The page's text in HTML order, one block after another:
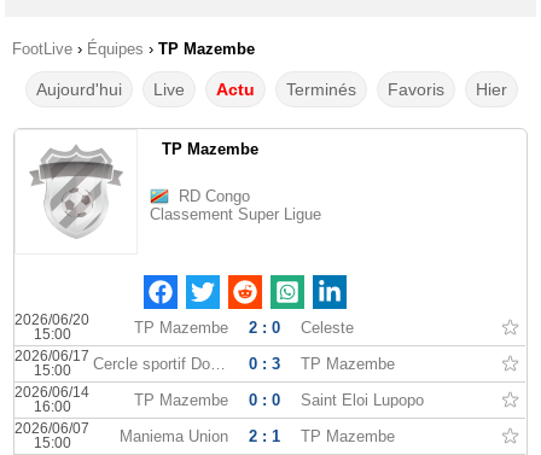
FootLive › Équipes › TP Mazembe
Aujourd'hui Live Actu Terminés Favoris Hier
TP Mazembe
RD Congo
Classement Super Ligue
2026/06/20
15:00
TP Mazembe 2 : 0 Celeste
2026/06/17
15:00
Cercle sportif Don Bosco 0 : 3 TP Mazembe
2026/06/14
16:00
TP Mazembe 0 : 0 Saint Eloi Lupopo
2026/06/07
15:00
Maniema Union 2 : 1 TP Mazembe